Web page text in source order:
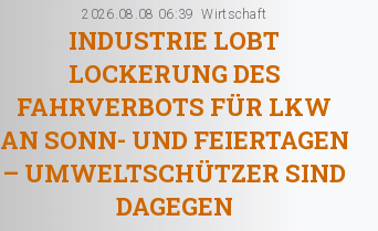
2026.08.08 06:39Wirtschaft
INDUSTRIE LOBT
LOCKERUNG DES
FAHRVERBOTS FÜR LKW
AN SONN- UND FEIERTAGEN
– UMWELTSCHÜTZER SIND
DAGEGEN